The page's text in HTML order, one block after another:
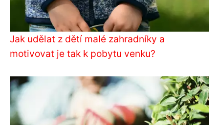
Jak udělat z dětí malé zahradníky a
motivovat je tak k pobytu venku?